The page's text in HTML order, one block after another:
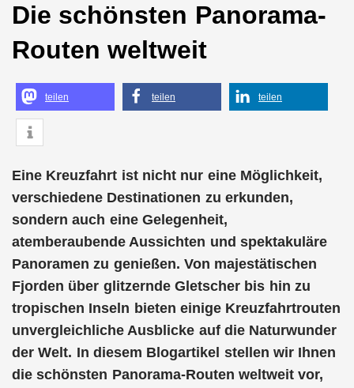
Die schönsten Panorama-
Routen weltweit
teilen teilen teilen
Eine Kreuzfahrt ist nicht nur eine Möglichkeit,
verschiedene Destinationen zu erkunden,
sondern auch eine Gelegenheit,
atemberaubende Aussichten und spektakuläre
Panoramen zu genießen. Von majestätischen
Fjorden über glitzernde Gletscher bis hin zu
tropischen Inseln bieten einige Kreuzfahrtrouten
unvergleichliche Ausblicke auf die Naturwunder
der Welt. In diesem Blogartikel stellen wir Ihnen
die schönsten Panorama-Routen weltweit vor,